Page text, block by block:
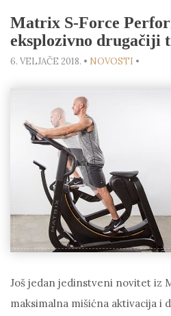
Matrix S-Force
eksplozivno drugačiji
6. VELJAČE 2018. • NOVOSTI •
Još jedan jedinstveni novitet iz
maksimalna mišićna aktivacija i